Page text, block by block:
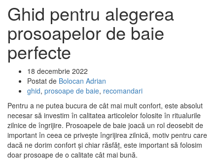
Ghid pentru alegerea
prosoapelor de baie
perfecte
18 decembrie 2022
Postat de Bolocan Adrian
ghid, prosoape de baie, recomandari
Pentru a ne putea bucura de cât mai mult confort, este absolut
necesar să investim în calitatea articolelor folosite în ritualurile
zilnice de îngrijire. Prosoapele de baie joacă un rol deosebit de
important în ceea ce privește îngrijirea zilnică, motiv pentru care
dacă ne dorim confort și chiar răsfăț, este important să folosim
doar prosoape de o calitate cât mai bună.